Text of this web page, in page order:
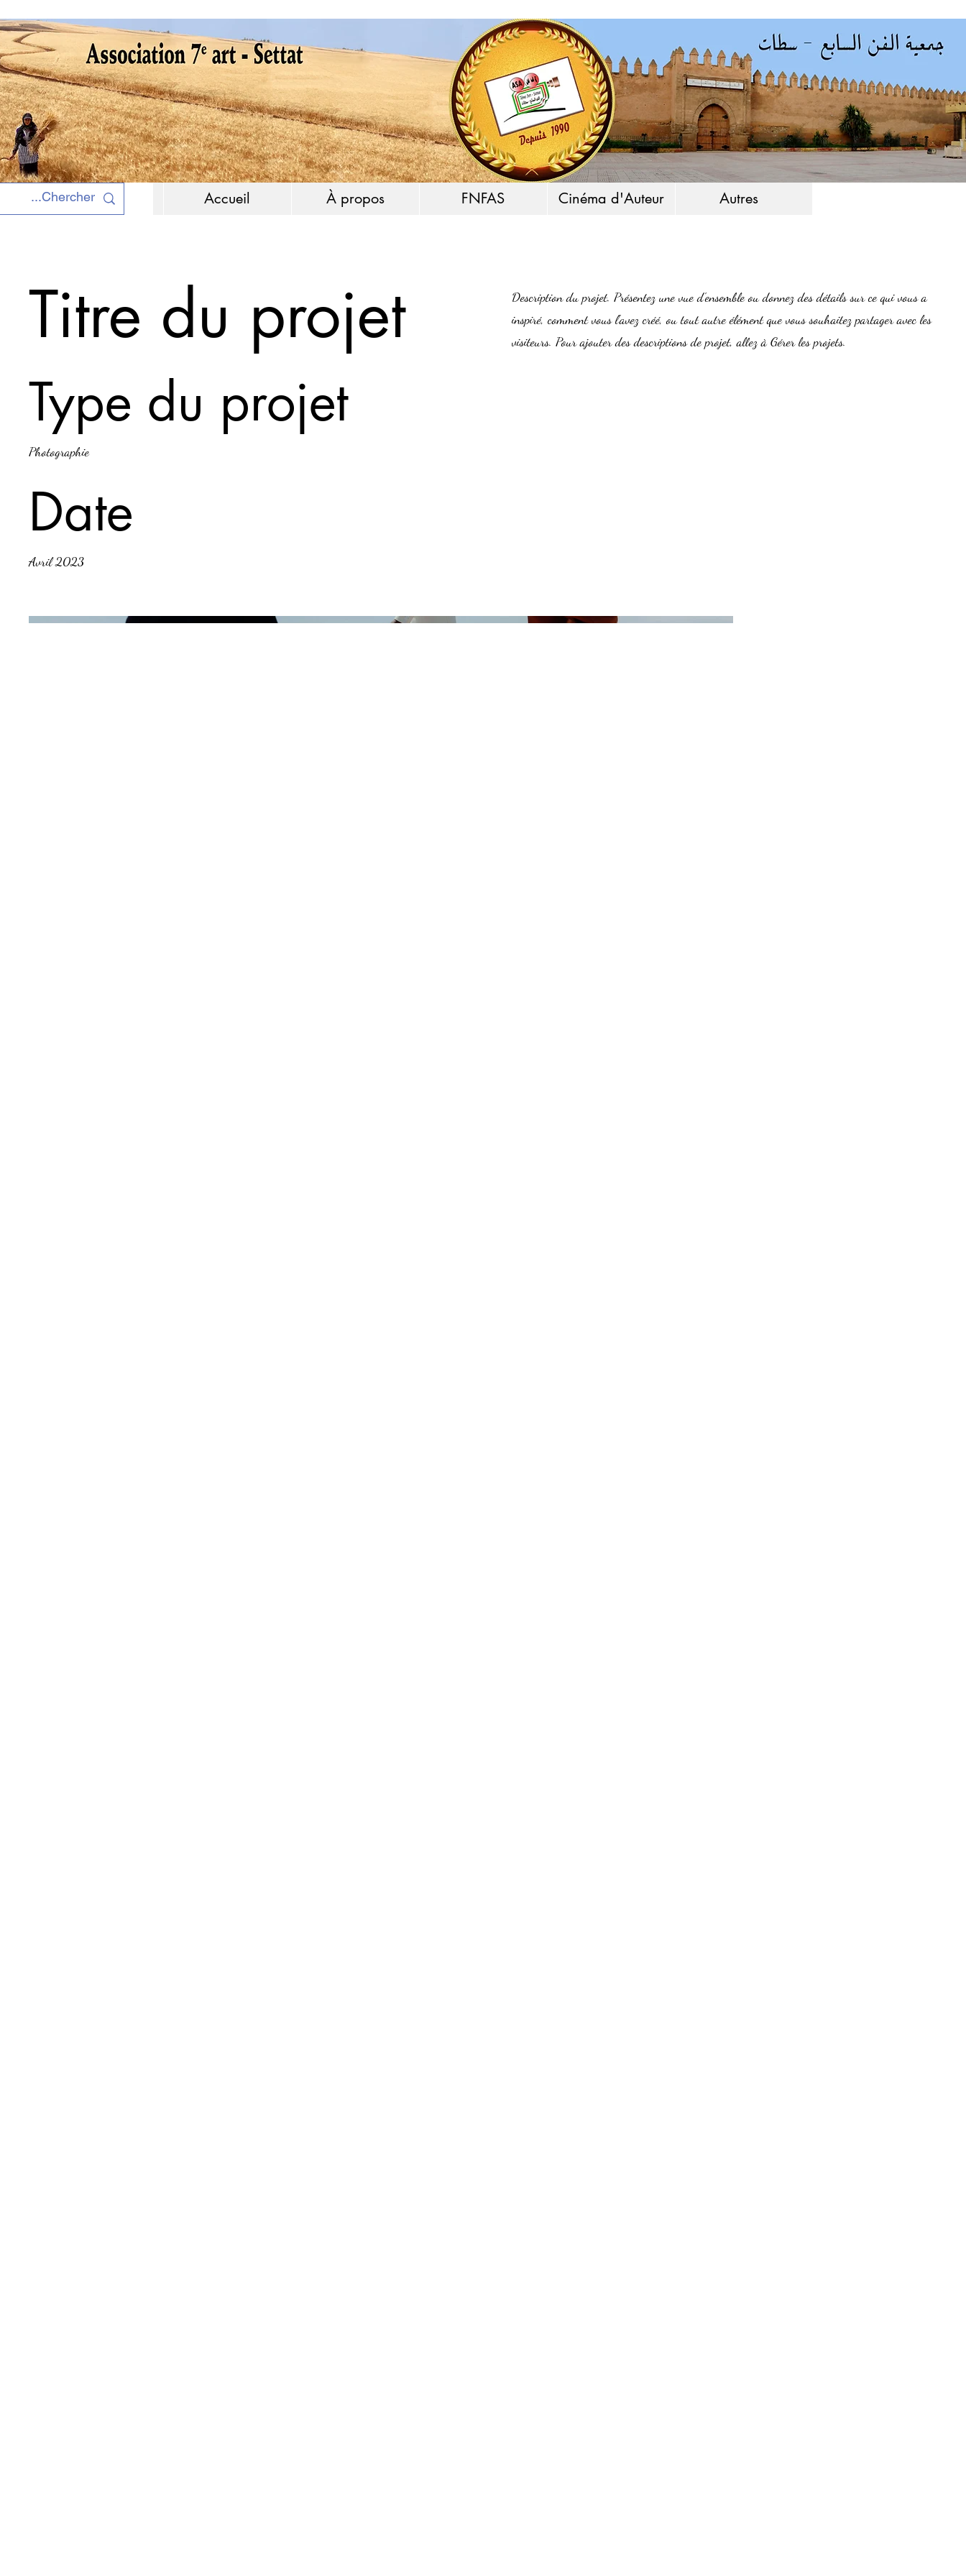
Accueil À propos FNFAS Cinéma d'Auteur Autres
Titre du projet
Type du projet
Photographie
Date
Avril 2023
Description du projet. Présentez une vue d'ensemble ou donnez des détails sur ce qui vous a
inspiré, comment vous l'avez créé, ou tout autre élément que vous souhaitez partager avec les
visiteurs. Pour ajouter des descriptions de projet, allez à Gérer les projets.